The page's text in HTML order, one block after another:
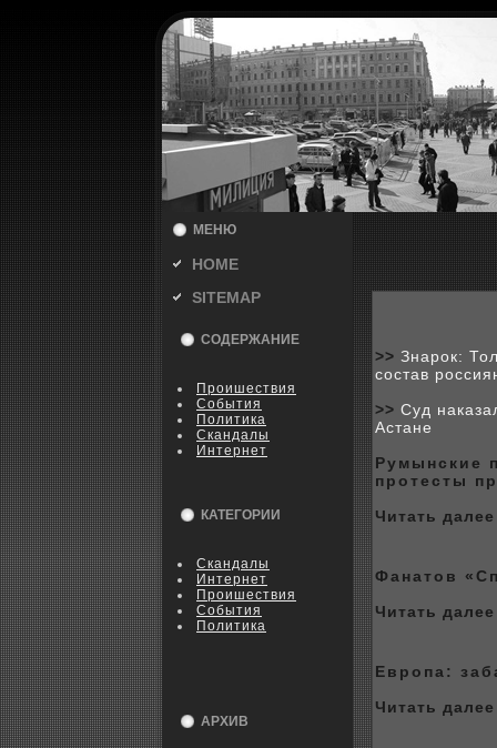
МЕНЮ
HOME
SITEMAP
СОДЕРЖАНИЕ
Пpoишествия
События
Политика
Скандалы
Интернет
КАТЕГОРИИ
Скандалы
Интернет
Пpoишествия
События
Политика
АРХИВ
>> Знарок:
состав
>> Суд
Астане
Румынские
пpoтесты
Читать
Фанатов
Читать
Евpoпа:
Читать